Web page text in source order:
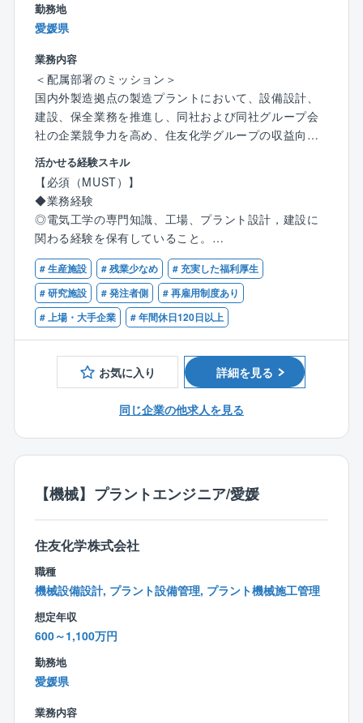
勤務地
愛媛県
業務内容
＜配属部署のミッション＞
国内外製造拠点の製造プラントにおいて、設備設計、
建設、保全業務を推進し、同社および同社グループ会
社の企業競争力を高め、住友化学グループの収益向上
に貢献する。
＜本ポジションの位置づけ＞
実務担当者として、プラントエンジニアリング業務を
実施するポジション。
将来的には部下を率いて、プラント基本構想、基本計
画から設計、建設業務(主にFeedからEPC)および保全
業務を推進する。
＜募集の背景＞
愛媛工場は事業のポートフォリオの高度化を目指し
て、半導体関連製品など成長分野に軸足を移すため
に、抜本的な構造改革を推進している。新設プラント
と合理化による競争力強化を推進し、構造改革を軌道
る。
＜職務内容＞
◎愛媛工場における、既存製造プラントの増改造に関
する電気設計および建設業務
(変更の範囲) 会社の定める業務
＜本ポジションのやりがい＞
愛媛工場はグループ会社で発電した電力にてプラント
や厚生設備等を運転、維持管理している。よって、プ
電所に関わる設備についてのエンジニアリング業務に
活かせる経験スキル
【必須（MUST）】
◆業務経験
◎電気工学の専門知識、工場、プラント設計，建設に
関わる経験を保有していること。
◎環境、保安、安全関係法令について一定の知識，経
験を持っていること。
【歓迎（WANT）】
◆業務経験
ー、防爆についての知識、経験などがあればなお良
い。
◎化学又は石油化学系、医薬系のプラントの機械設計
◆資格：
◆語学力：TOEIC500点以上
# 生産施設 # 残業少なめ
# 充実した福利厚生
# 研究施設
# 発注者側
# 再雇用制度あり
# 上場・大手企業
# 年間休日120日以上
お気に入り 詳細を見る
同じ企業の他求人を見る
【機械】プラントエンジニア/愛媛
住友化学株式会社
職種
機械設備設計, プラント設備管理, プラント機械施工管理
想定年収
600～1,100万円
勤務地
愛媛県
業務内容